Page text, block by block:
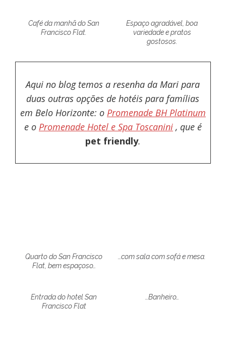
Café da manhã do San
Francisco Flat.
Espaço agradável, boa
variedade e pratos
gostosos.
Aqui no blog temos a resenha da Mari para
duas outras opções de hotéis para famílias
em Belo Horizonte: o Promenade BH Platinum
e o Promenade Hotel e Spa Toscanini, que é
pet friendly.
Quarto do San Francisco
Flat, bem espaçoso…
…com sala com sofá e mesa.
Entrada do hotel San
Francisco Flat
…Banheiro…